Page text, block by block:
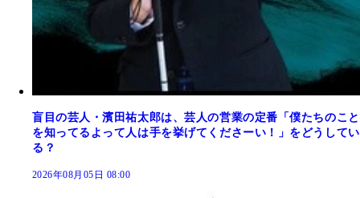
盲目の芸人・濱田祐太郎は、芸人の営業の定番「僕たちのこと
を知ってるよって人は手を挙げてくださーい！」をどうしてい
る？
2026年08月05日 08:00